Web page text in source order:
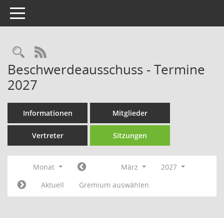
Toggle navigation
Rechercheauswahl
RSS-Feed
Beschwerdeausschuss - Termine
2027
Informationen Mitglieder
Vertreter Sitzungen
Monat März
2027
Aktuell
Gremium auswählen